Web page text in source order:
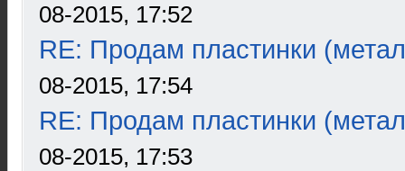
08-2015, 17:52
RE: Продам пластинки
08-2015, 17:54
RE: Продам пластинки
08-2015, 17:53